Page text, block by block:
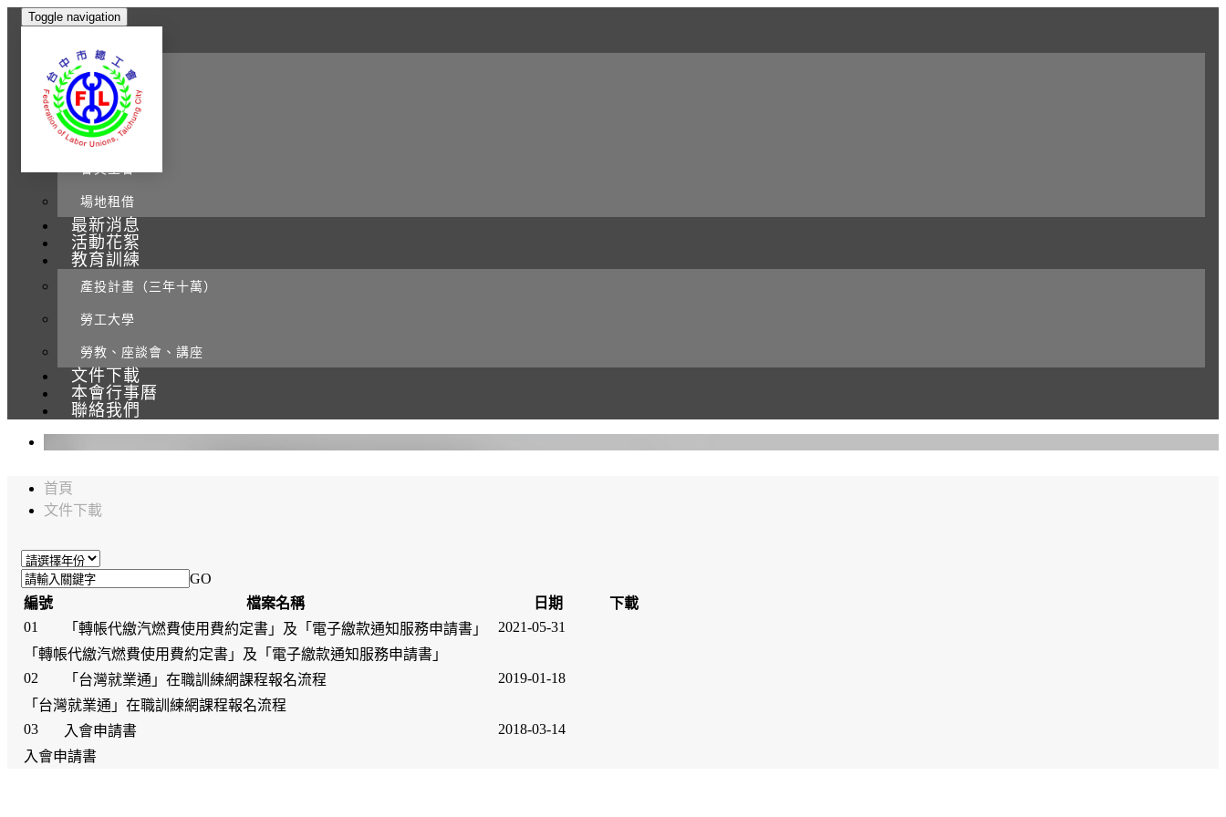
Toggle navigation
本會簡介
理監事介紹
組織章程
會員工會
場地租借
最新消息
活動花絮
教育訓練
產投計畫（三年十萬）
勞工大學
勞教、座談會、講座
文件下載
本會行事曆
聯絡我們
首頁
文件下載
GO
編號
檔案名稱 日期
下載
01
「轉帳代繳汽燃費使用費約定書」及「電子繳款通知服務申請書」
2021-05-31
「轉帳代繳汽燃費使用費約定書」及「電子繳款通知服務申請書」
02
「台灣就業通」在職訓練網課程報名流程
2019-01-18
「台灣就業通」在職訓練網課程報名流程
03
入會申請書
2018-03-14
入會申請書